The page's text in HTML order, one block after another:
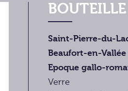
BOUTEILLE
Saint-Pierre-du-
Beaufort-en-Vallée
Epoque gallo-
Verre